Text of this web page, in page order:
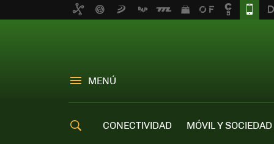
MENÚ
CONECTIVIDAD MÓVIL Y SOCIEDAD